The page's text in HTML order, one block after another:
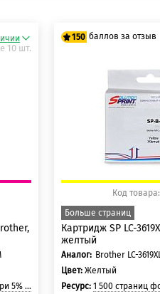
10 шт.
150 баллов за отзыв
150 баллов
Код товара:
Больше страниц
Картридж SP LC-
желтый
Аналог: Brother LC-
Цвет: Желтый
Ресурс: 1 500 страниц формата А4